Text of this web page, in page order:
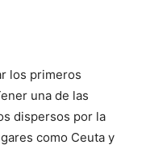
los primeros
una de las
dispersos por la
como Ceuta y